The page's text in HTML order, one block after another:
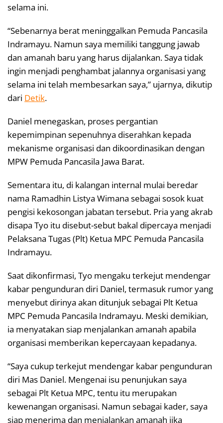
selama ini.
“Sebenarnya berat meninggalkan Pemuda Pancasila
Indramayu. Namun saya memiliki tanggung jawab
dan amanah baru yang harus dijalankan. Saya tidak
ingin menjadi penghambat jalannya organisasi yang
selama ini telah membesarkan saya,” ujarnya, dikutip
dari Detik.
Daniel menegaskan, proses pergantian
kepemimpinan sepenuhnya diserahkan kepada
mekanisme organisasi dan dikoordinasikan dengan
MPW Pemuda Pancasila Jawa Barat.
Sementara itu, di kalangan internal mulai beredar
nama Ramadhin Listya Wimana sebagai sosok kuat
pengisi kekosongan jabatan tersebut. Pria yang akrab
disapa Tyo itu disebut-sebut bakal dipercaya menjadi
Pelaksana Tugas (Plt) Ketua MPC Pemuda Pancasila
Indramayu.
Saat dikonfirmasi, Tyo mengaku terkejut mendengar
kabar pengunduran diri Daniel, termasuk rumor yang
menyebut dirinya akan ditunjuk sebagai Plt Ketua
MPC Pemuda Pancasila Indramayu. Meski demikian,
ia menyatakan siap menjalankan amanah apabila
organisasi memberikan kepercayaan kepadanya.
“Saya cukup terkejut mendengar kabar pengunduran
diri Mas Daniel. Mengenai isu penunjukan saya
sebagai Plt Ketua MPC, tentu itu merupakan
kewenangan organisasi. Namun sebagai kader, saya
siap menerima dan menjalankan amanah jika